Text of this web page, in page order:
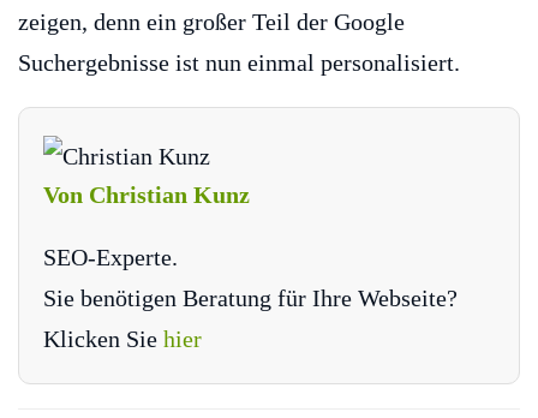
zeigen, denn ein großer Teil der Google
Suchergebnisse ist nun einmal personalisiert.
Von Christian Kunz
SEO-Experte.
Sie benötigen Beratung für Ihre Webseite?
Klicken Sie hier